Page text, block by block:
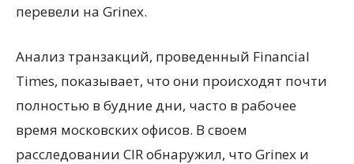
перевели на Grinex.
Анализ транзакций, проведенный Financial
Times, показывает, что они происходят почти
полностью в будние дни, часто в рабочее
время московских офисов. В своем
расследовании CIR обнаружил, что Grinex и